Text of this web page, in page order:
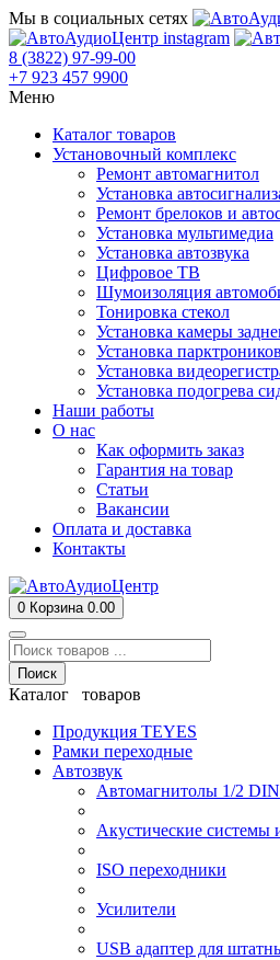
Мы в социальных сетях
8 (3822) 97-99-00
+7 923 457 9900
Меню
Каталог товаров
Установочный комплекс
Ремонт автомагнитол
Установка
Ремонт брелоков и
Установка мультимедиа
Установка автозвука
Цифровое ТВ
Шумоизоляция
Тонировка стекол
Установка камеры
Установка парктроников
Установка
Установка подогрева
Наши работы
О нас
Как оформить заказ
Гарантия на товар
Статьи
Вакансии
Оплата и доставка
Контакты
0 Корзина 0.00
Поиск
Каталог товаров
Продукция TEYES
Рамки переходные
Автозвук
Автомагнитолы 1/2 DIN
Акустические системы
ISO переходники
Усилители
USB адаптер для